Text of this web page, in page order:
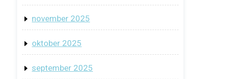
november 2025
oktober 2025
september 2025